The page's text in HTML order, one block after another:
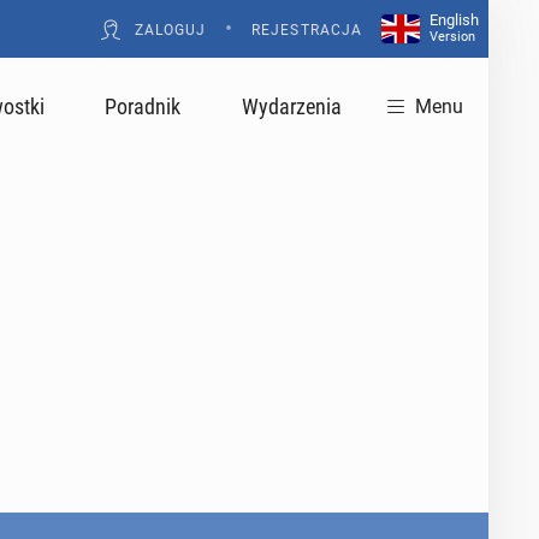
ZALOGUJ • REJESTRACJA
English
Version
Poradnik Wydarzenia Menu